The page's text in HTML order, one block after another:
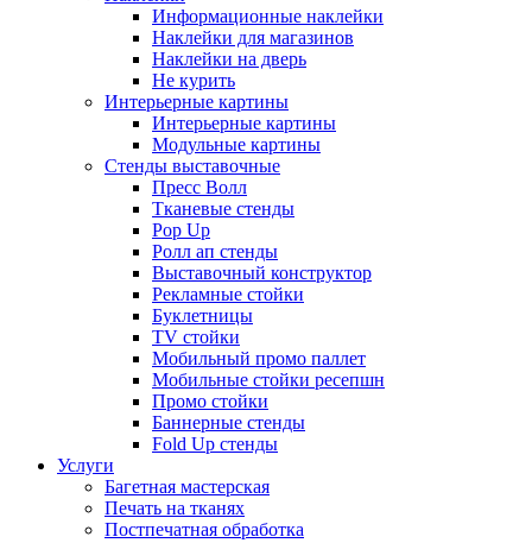
Информационные наклейки
Наклейки для магазинов
Наклейки на дверь
Не курить
Интерьерные картины
Интерьерные картины
Модульные картины
Стенды выставочные
Пресс Волл
Тканевые стенды
Pop Up
Ролл ап стенды
Выставочный конструктор
Рекламные стойки
Буклетницы
TV стойки
Мобильный промо паллет
Мобильные стойки ресепшн
Промо стойки
Баннерные стенды
Fold Up стенды
Услуги
Багетная мастерская
Печать на тканях
Постпечатная обработка